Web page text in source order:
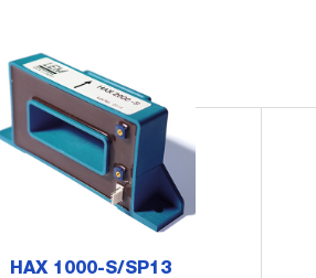
HAX 1000-S/SP13